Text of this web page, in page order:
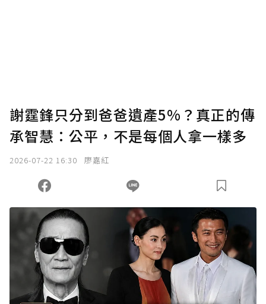
謝霆鋒只分到爸爸遺產5%？真正的傳
承智慧：公平，不是每個人拿一樣多
2026-07-22 16:30 廖嘉紅